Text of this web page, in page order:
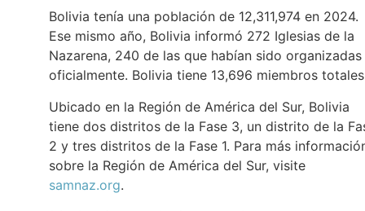
Bolivia tenía una población de 12,311,974 en 2024.
Ese mismo año, Bolivia informó 272 Iglesias de la
Nazarena, 240 de las que habían sido organizadas
oficialmente. Bolivia tiene 13,696 miembros
Ubicado en la Región de América del Sur, Bolivia
tiene dos distritos de la Fase 3, un distrito de la
2 y tres distritos de la Fase 1. Para más
sobre la Región de América del Sur, visite
samnaz.org.